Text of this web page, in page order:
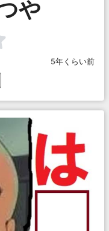
や
5年くらい前